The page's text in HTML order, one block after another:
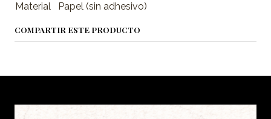
Material
Papel (sin adhesivo)
COMPARTIR ESTE PRODUCTO